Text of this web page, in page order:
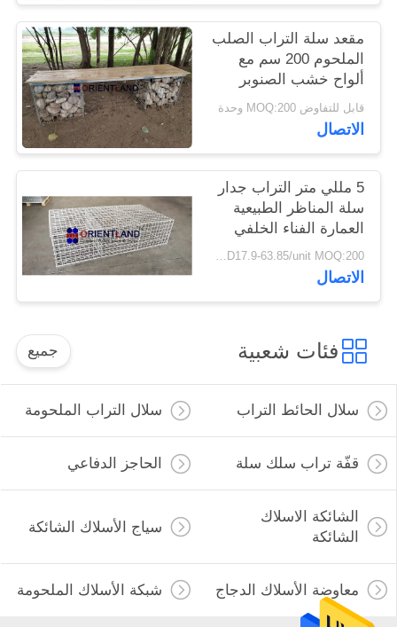
مقعد سلة التراب الصلب
الملحوم 200 سم مع
ألواح خشب الصنوبر
قابل للتفاوض MOQ:200 وحدة
الاتصال
5 مللي متر التراب جدار
سلة المناظر الطبيعية
العمارة الفناء الخلفي
الديكور
USD17.9-63.85/unit MOQ:200 وحدة
الاتصال
فئات شعبية جميع
سلال الحائط التراب سلال التراب الملحومة
قفّة تراب سلك سلة الحاجز الدفاعي
الشائكة الاسلاك
الشائكة
سياج الأسلاك الشائكة
معاوضة الأسلاك الدجاج شبكة الأسلاك الملحومة